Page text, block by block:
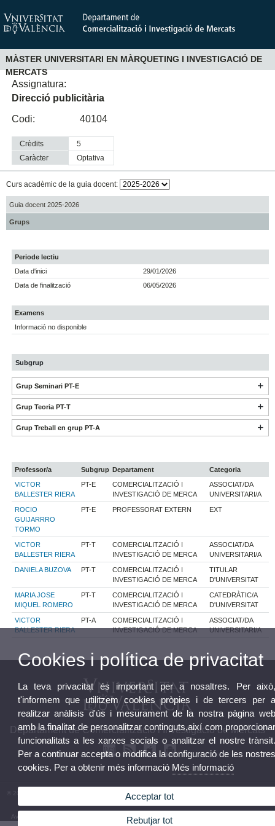
MÀSTER UNIVERSITARI EN MÀRQUETING I INVESTIGACIÓ DE
MERCATS
Assignatura:
Direcció publicitària
Codi:
40104
Crèdits
5
Caràcter
optativa
Curs acadèmic de la guia docent:
Guia docent 2025-2026
Grups
Periode lectiu
Data d'inici
29/01/2026
Data de finalització
06/05/2026
Examens
Informació no disponible
Subgrup
Grup Seminari PT-E
Grup Teoria PT-T
Grup Treball en grup PT-A
Professor/a Subgrup Departament
Categoria
VICTOR
BALLESTER RIERA
PT-E
COMERCIALITZACIÓ I
INVESTIGACIÓ DE MERCA
ASSOCIAT/DA
UNIVERSITARI/A
ROCIO
GUIJARRRO
TORMO
PT-E PROFESSORAT EXTERN EXT
VICTOR
BALLESTER RIERA
PT-T
COMERCIALITZACIÓ I
INVESTIGACIÓ DE MERCA
ASSOCIAT/DA
UNIVERSITARI/A
DANIELA BUZOVA PT-T
COMERCIALITZACIÓ I
INVESTIGACIÓ DE MERCA
TITULAR
D'UNIVERSITAT
MARIA JOSE
MIQUEL ROMERO
PT-T
COMERCIALITZACIÓ I
INVESTIGACIÓ DE MERCA
CATEDRÀTIC/A
D'UNIVERSITAT
VICTOR
BALLESTER RIERA
PT-A
COMERCIALITZACIÓ I
INVESTIGACIÓ DE MERCA
ASSOCIAT/DA
UNIVERSITARI/A
Departament de Comercialització i Investigació de Mercats
© 2026 UV. - Facultat d'Economia Avgda. Tarongers s/n. 46022 València. Tel: (+34) 96 382 83
12
Avís legal Política privacitat |Cookies | Transparència
Cookies i política de privacitat
La teva privacitat és important per a nosaltres. Per
t'informem que utilitzem cookies pròpies i de tercers per
realitzar anàlisis d'ús i mesurament de la nostra pàgina
amb la finalitat de personalitzar continguts,així com
funcionalitats a les xarxes socials o analitzar el nostre
Per a continuar accepta o modifica la configuració de les
cookies. Per a obtenir més informació Més informació
Acceptar tot
Rebutjar tot